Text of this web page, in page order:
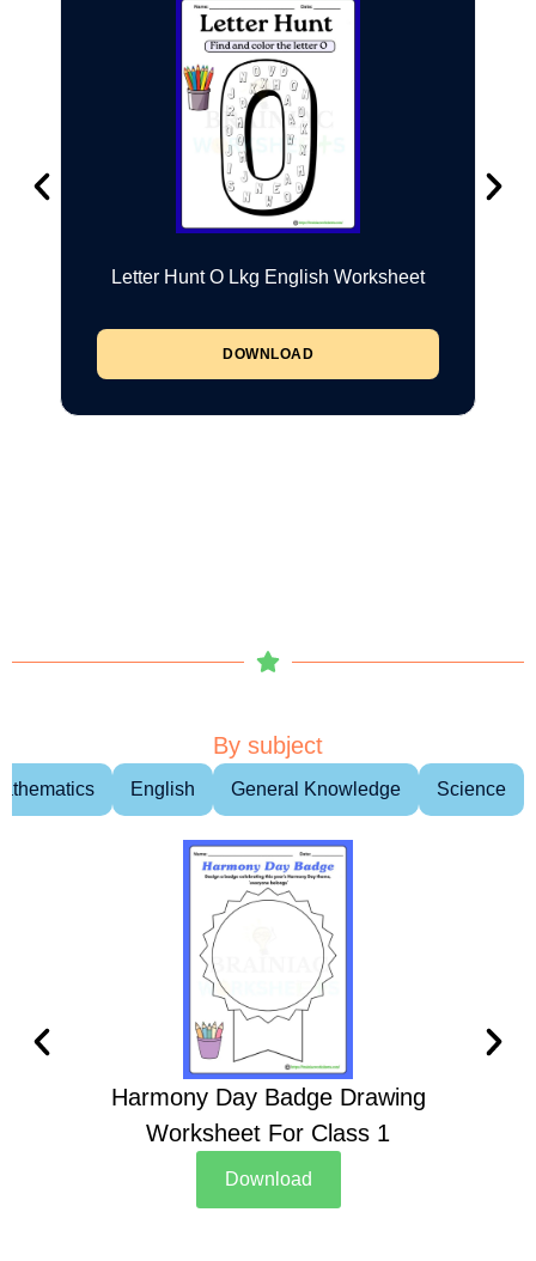
Letter Hunt O Lkg English Worksheet
DOWNLOAD
By subject
English General Knowledge Science
Harmony Day Badge Drawing
Worksheet For Class 1
Download